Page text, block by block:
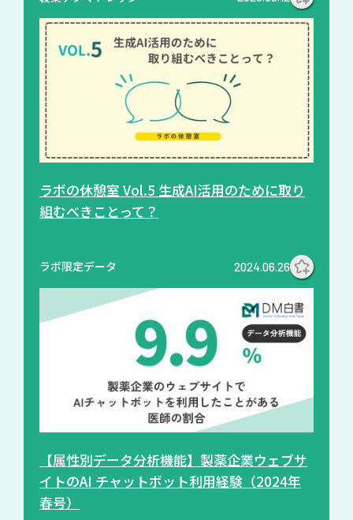
ラボの休憩室 Vol.5 生成AI活用のために取り
組むべきことって？
ラボ限定データ 2024.06.26
【属性別データ分析機能】製薬企業ウェブサ
イトのAI チャットボット利用経験（2024年
春号）